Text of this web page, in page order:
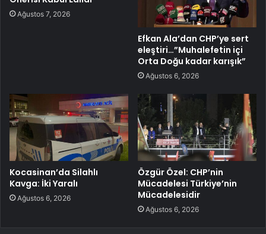
Ağustos 7, 2026
Efkan Ala’dan CHP’ye sert
eleştiri…”Muhalefetin içi
Orta Doğu kadar karışık”
Ağustos 6, 2026
Kocasinan’da Silahlı
Kavga: İki Yaralı
Ağustos 6, 2026
Özgür Özel: CHP’nin
Mücadelesi Türkiye’nin
Mücadelesidir
Ağustos 6, 2026